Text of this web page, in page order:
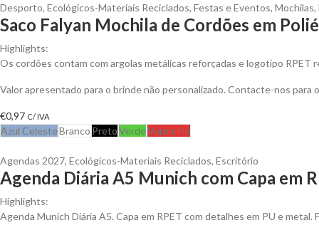
Desporto, Ecológicos-Materiais Reciclados, Festas e Eventos, Mochilas,
Saco Falyan Mochila de Cordões em
Highlights:
Os cordões contam com argolas metálicas reforçadas e logotipo RPET
Valor apresentado para o brinde não personalizado. Contacte-nos
€0,97 C/ IVA
Azul CelesteBranco PretoVerdeVermelho
Agendas 2027, Ecológicos-Materiais Reciclados, Escritório
Agenda Diária A5 Munich com Capa em
Highlights:
Agenda Munich Diária A5. Capa em RPET com detalhes em PU e metal.